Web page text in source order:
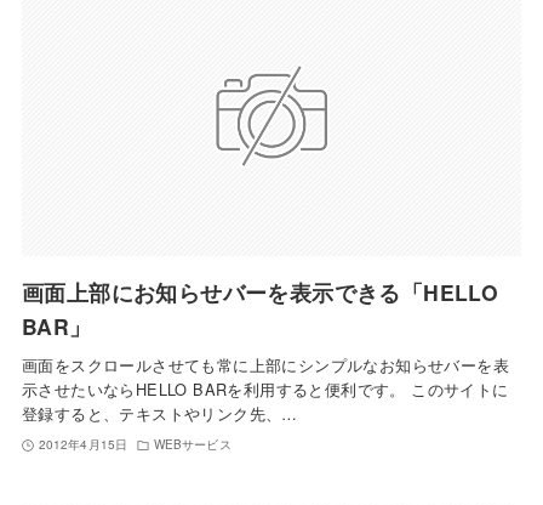
画面上部にお知らせバーを表示できる「HELLO
BAR」
画面をスクロールさせても常に上部にシンプルなお知らせバーを表
示させたいならHELLO BARを利用すると便利です。 このサイトに
登録すると、テキストやリンク先、…
2012年4月15日 WEBサービス